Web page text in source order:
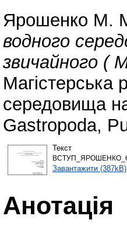
Ярошенко М.
водного
звичайного (
Магістерська
середовища
Gastropoda,
Текст
Завантажити (387kB)
Анотація